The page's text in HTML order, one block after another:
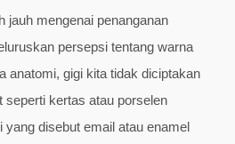
jauh mengenai penanganan
persepsi tentang warna
anatomi, gigi kita tidak diciptakan
seperti kertas atau porselen
yang disebut email atau enamel